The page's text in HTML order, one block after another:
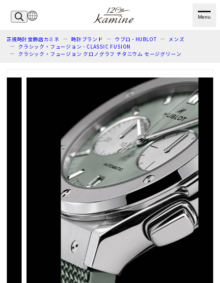
Menu
正規時計宝飾店カミネ 時計ブランド ウブロ - HUBLOT
メンズ
クラシック・フュージョン - CLASSIC FUSION
クラシック・フュージョン クロノグラフ チタニウム セージグリーン